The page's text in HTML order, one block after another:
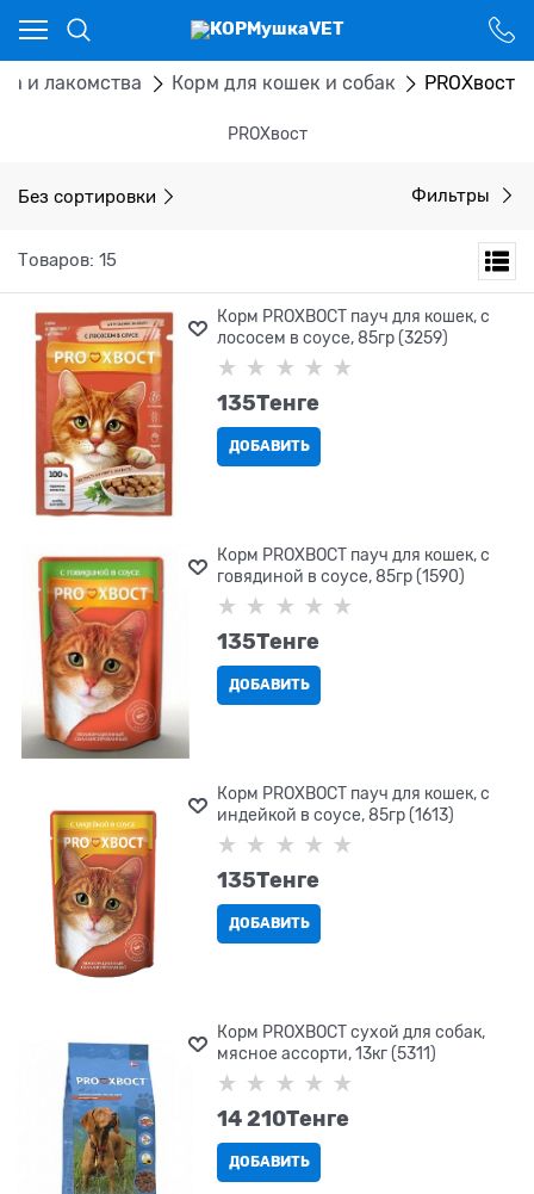
и лакомства Корм для кошек и собак PROХвост
PROХвост
Без сортировки Фильтры
Товаров: 15
Корм PROХВОСТ пауч для кошек, с
лососем в соусе, 85гр (3259)
135Tенге
ДОБАВИТЬ
Корм PROХВОСТ пауч для кошек, с
говядиной в соусе, 85гр (1590)
135Tенге
ДОБАВИТЬ
Корм PROХВОСТ пауч для кошек, с
индейкой в соусе, 85гр (1613)
135Tенге
ДОБАВИТЬ
Корм PROХВОСТ сухой для собак,
мясное ассорти, 13кг (5311)
14 210Tенге
ДОБАВИТЬ
Ваш город - Костанай,
угадали?